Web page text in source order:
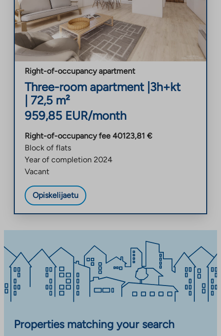
Right-of-occupancy apartment
Three-room apartment| 3h+kt
72,5 m²
959,85 EUR/month
Right-of-occupancy fee 40123,81 €
Block of flats
Year of completion 2024
Vacant
Opiskelijaetu
Properties matching your search